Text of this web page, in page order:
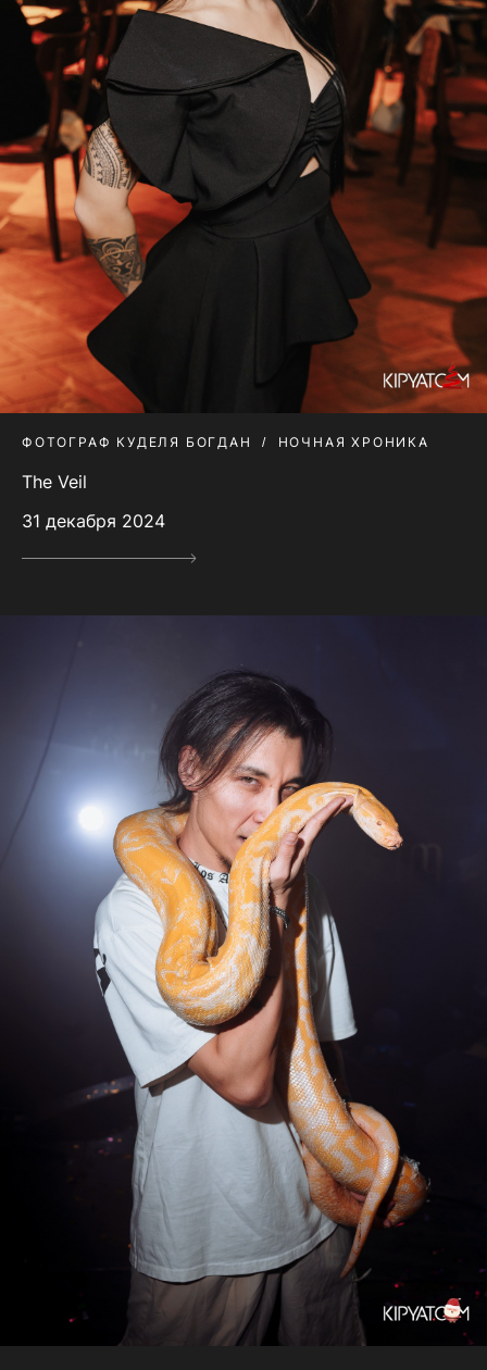
ФОТОГРАФ КУДЕЛЯ БОГДАН НОЧНАЯ ХРОНИКА
The Veil
31 декабря 2024